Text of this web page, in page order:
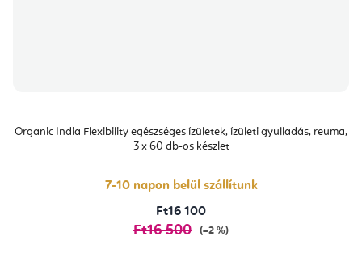
Organic India Flexibility egészséges ízületek, ízületi gyulladás, reuma,
3 x 60 db-os készlet
7-10 napon belül szállítunk
Ft16 100
Ft16 500 (–2 %)